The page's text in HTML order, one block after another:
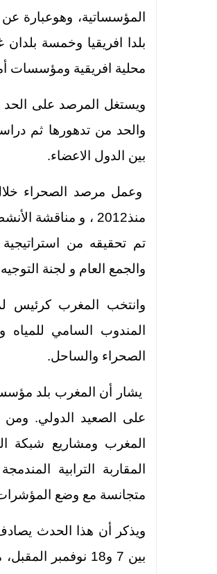
المؤسساتية، وهوعبارة
محلية افريقية ومؤسسات
ويستغل المرصد على الحد
والحد من تدهورها ثم
بين الدول الاعضاء.
وعمل مرصد الصحراء
والجمع العام و لجنة
وانتخب المغرب كرئيس
المندوب السامي
الصحراء والساحل.
يشار أن المغرب بلد
على الصعيد الدولي. ومن
المغرب ومشاريع شبكة
المقاربة الترابية
متجانسة مع وضع المؤشرات
بين 7 و18